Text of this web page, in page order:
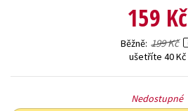
159 Kč
Běžně 199 Kč
ušetříte 40 Kč
Nedostupné